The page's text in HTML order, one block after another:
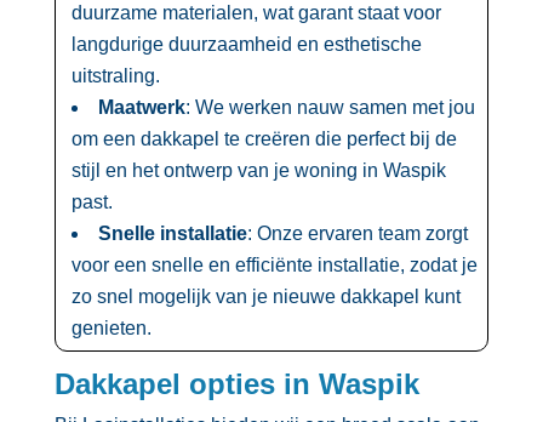
duurzame materialen, wat garant staat voor
langdurige duurzaamheid en esthetische
uitstraling.​
Maatwerk: We werken nauw samen met jou
om een dakkapel te creëren die perfect bij de
stijl en het ontwerp van je woning in Waspik
past.​
Snelle installatie: Onze ervaren team zorgt
voor een snelle en efficiënte installatie, zodat je
zo snel mogelijk van je nieuwe dakkapel kunt
genieten.​
Dakkapel opties in Waspik